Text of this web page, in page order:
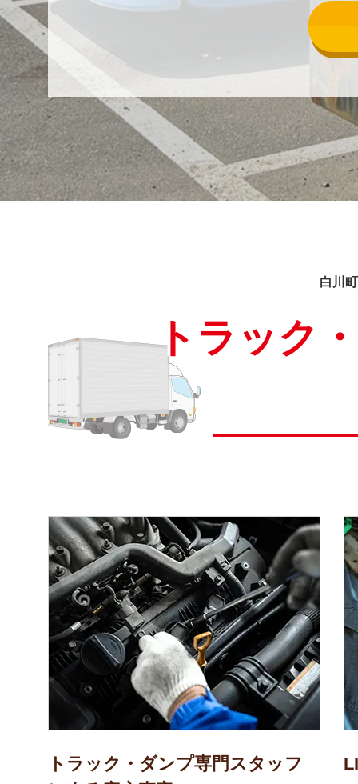
白川
トラック
トラック・ダンプ専門スタッフ